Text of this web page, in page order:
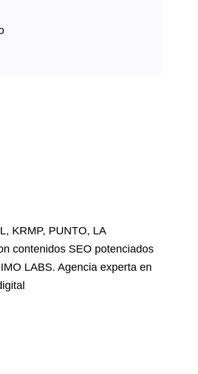
, KRMP, PUNTO, LA
contenidos SEO potenciados
LABS. Agencia experta en